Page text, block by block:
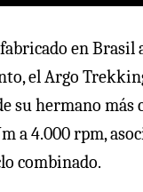
en
el Argo
su hermano más
a 4.000 rpm,
combinado.